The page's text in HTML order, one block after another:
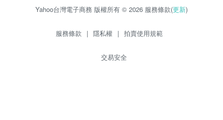
Yahoo台灣電子商務 版權所有 © 2026 服務條款(更新)
服務條款 | 隱私權 | 拍賣使用規範
交易安全